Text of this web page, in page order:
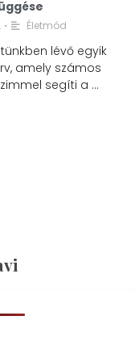
• Életmód
lévő egyik
amely számos
segíti a …